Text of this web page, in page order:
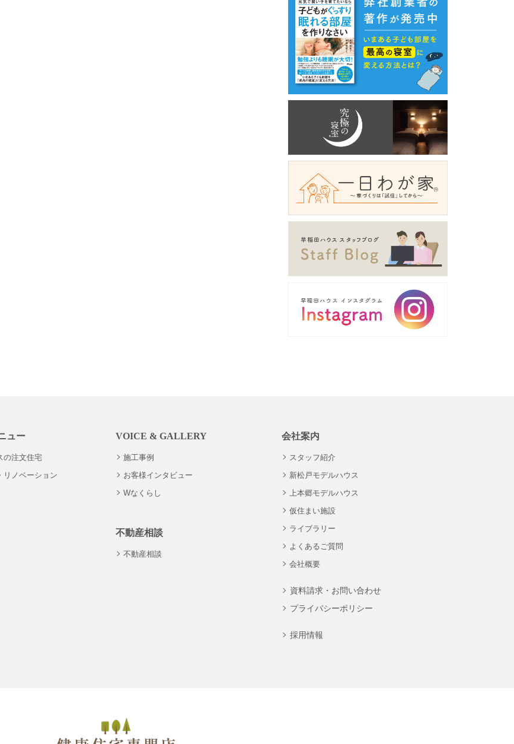
ュー
の注文住宅
リノベーション
VOICE & GALLERY
施工事例
お客様インタビュー
Wなくらし
不動産相談
不動産相談
会社案内
スタッフ紹介
新松戸モデルハウス
上本郷モデルハウス
仮住まい施設
ライブラリー
よくあるご質問
会社概要
資料請求・お問い合わせ
プライバシーポリシー
採用情報